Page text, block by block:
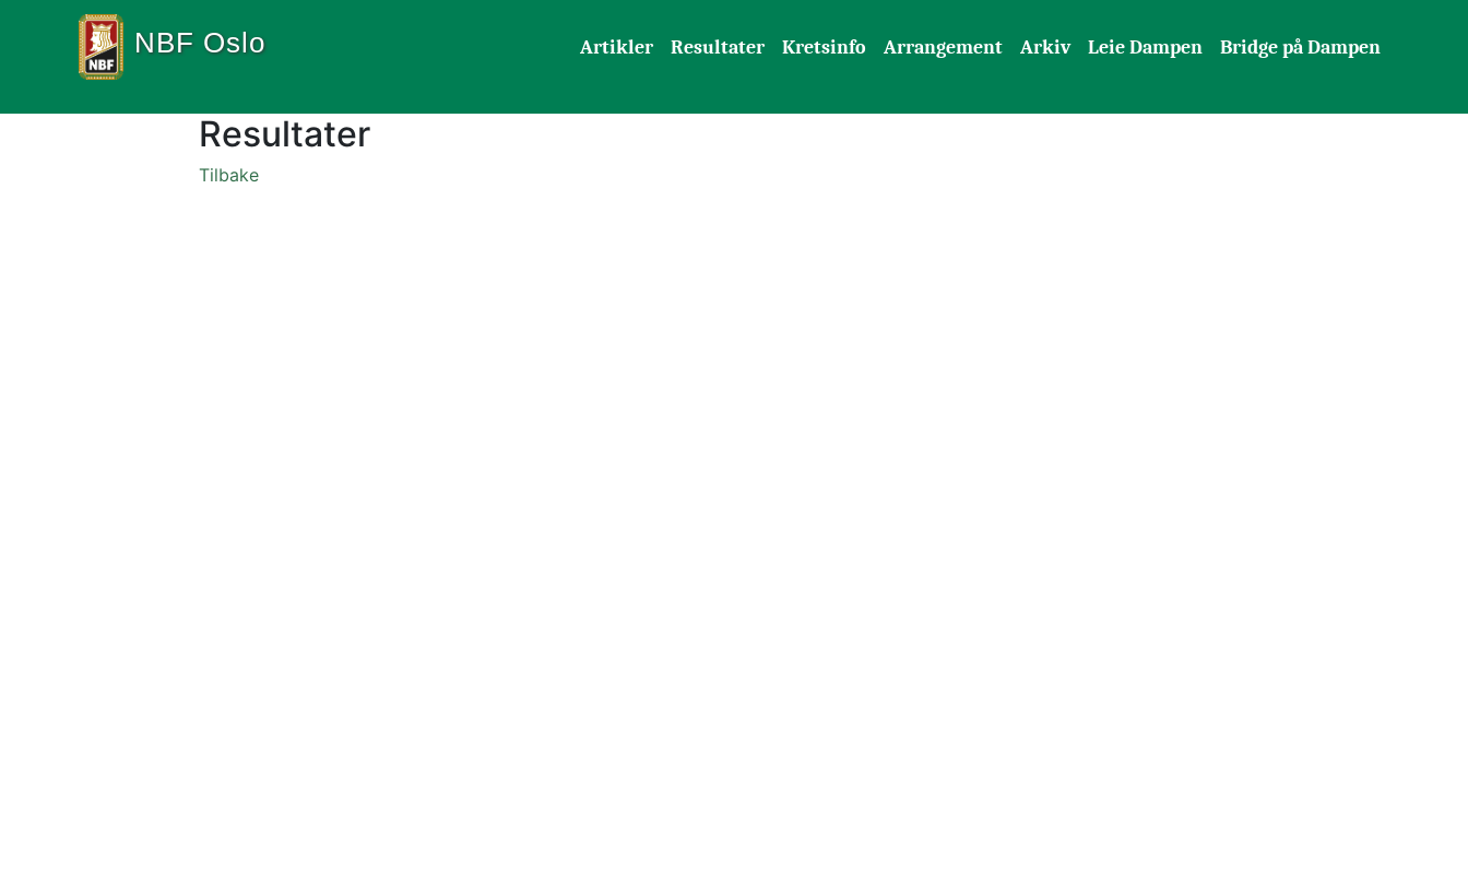
NBF Oslo Artikler Resultater Kretsinfo Arrangement Arkiv Leie Dampen Bridge på Dampen
Resultater
Tilbake